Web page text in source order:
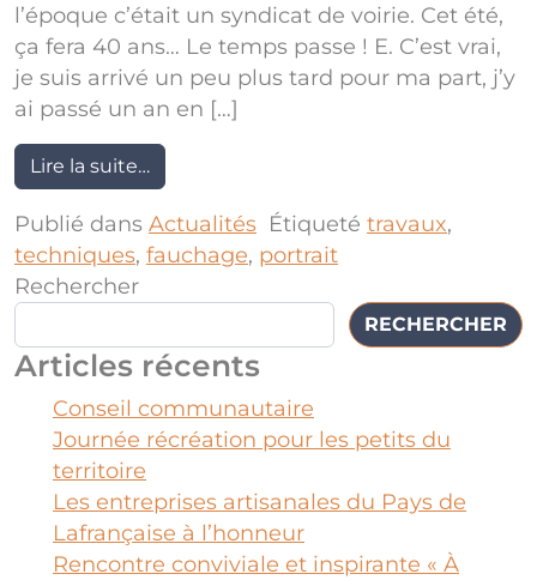
l’époque c’était un syndicat de voirie. Cet été,
ça fera 40 ans… Le temps passe ! E. C’est vrai,
je suis arrivé un peu plus tard pour ma part, j’y
ai passé un an en […]
Lire la suite…
Publié dans Actualités Étiqueté travaux,
techniques, fauchage, portrait
Rechercher
RECHERCHER
Articles récents
Conseil communautaire
Journée récréation pour les petits du
territoire
Les entreprises artisanales du Pays de
Lafrançaise à l’honneur
Rencontre conviviale et inspirante « À